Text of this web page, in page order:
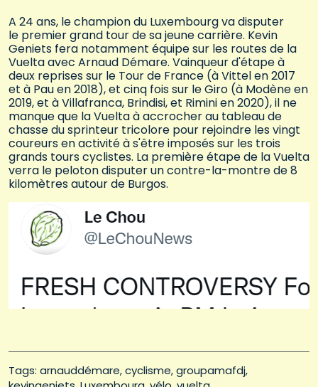
A 24 ans, le champion du Luxembourg va disputer
le premier grand tour de sa jeune carrière. Kevin
Geniets fera notamment équipe sur les routes de la
Vuelta avec Arnaud Démare. Vainqueur d'étape à
deux reprises sur le Tour de France (à Vittel en 2017
et à Pau en 2018), et cinq fois sur le Giro (à Modène en
2019, et à Villafranca, Brindisi, et Rimini en 2020), il ne
manque que la Vuelta à accrocher au tableau de
chasse du sprinteur tricolore pour rejoindre les vingt
coureurs en activité à s'être imposés sur les trois
grands tours cyclistes. La première étape de la Vuelta
verra le peloton disputer un contre-la-montre de 8
kilomètres autour de Burgos.
Tags: arnauddémare cyclisme groupamafdj